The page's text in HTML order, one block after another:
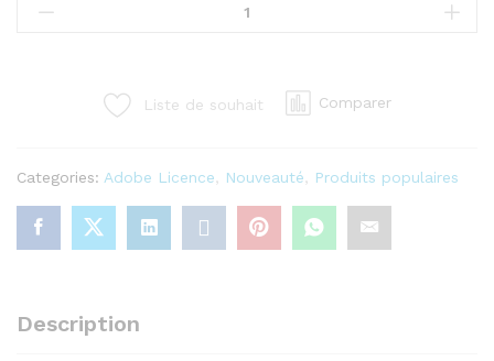
Adobe
(1
an)
quantity
Liste de souhait Comparer
Categories: Adobe Licence Nouveauté Produits populaires
Description